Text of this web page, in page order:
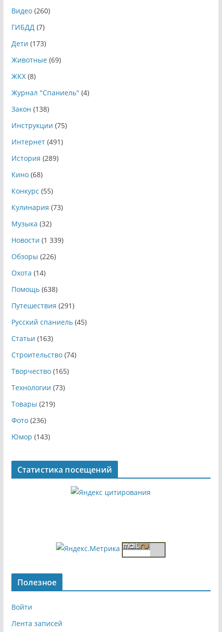
Видео(260)
ГИБДД(7)
Дети (173)
Животные(69)
ЖКХ(8)
Журнал "Спаниель" (4)
Закон (138)
Инструкции (75)
Интернет(491)
История (289)
Кино(68)
Конкурс (55)
Кулинария (73)
Музыка (32)
Новости (1 339)
Обзоры (226)
Охота (14)
Помощь(638)
Путешествия (291)
Русский спаниель(45)
Статьи (163)
Строительство(74)
Творчество(165)
Технологии (73)
Товары (219)
Фото(236)
Юмор (143)
Статистика посещений
Полезное
Войти
Лента записей